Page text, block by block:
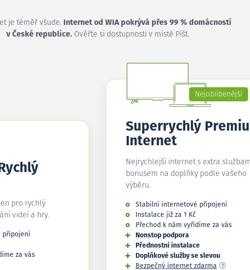
je téměř všude.
Internet od WIA pokrývá přes 99 % domácností
v České republice.Ověřte si dostupnosti v místě Píšť.
pro rychlý
videí a hry.
připojení
za vás
Nejoblíbenější
Superrychlý
Internet
Nejrychlejší internet s extra
bonusem na doplňky podle vašeho
výběru.
Stabilní internetové připojení
Instalace již za 1 Kč
Přechod k nám vyřídíme za vás
Nonstop podpora
Přednostní instalace
Doplňkové služby se slevou
Bezpečný internet zdarma